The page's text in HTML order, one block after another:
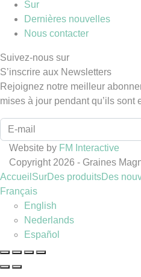
Sur
Dernières nouvelles
Nous contacter
Suivez-nous sur
S’inscrire aux Newsletters
Rejoignez notre meilleur
mises à jour pendant qu’ils sont
Website by FM Interactive
Copyright 2026 - Graines
Accueil SurDes produitsDes
Français
English
Nederlands
Español